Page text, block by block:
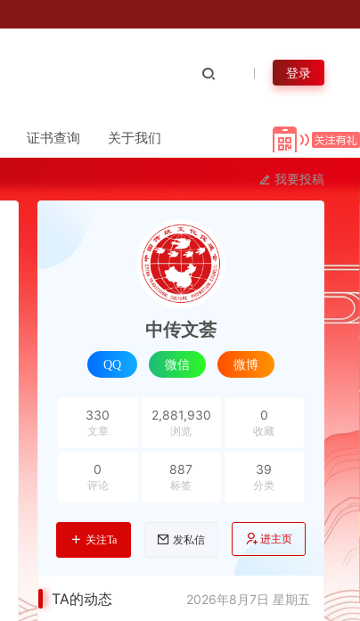
登录
证书查询 关于我们
我要投稿
中传文荟
QQ 微信 微博
330
文章
2,881,930
浏览
0
收藏
0
评论
887
标签
39
分类
关注Ta 发私信 进主页
TA的动态 2026年8月7日 星期五